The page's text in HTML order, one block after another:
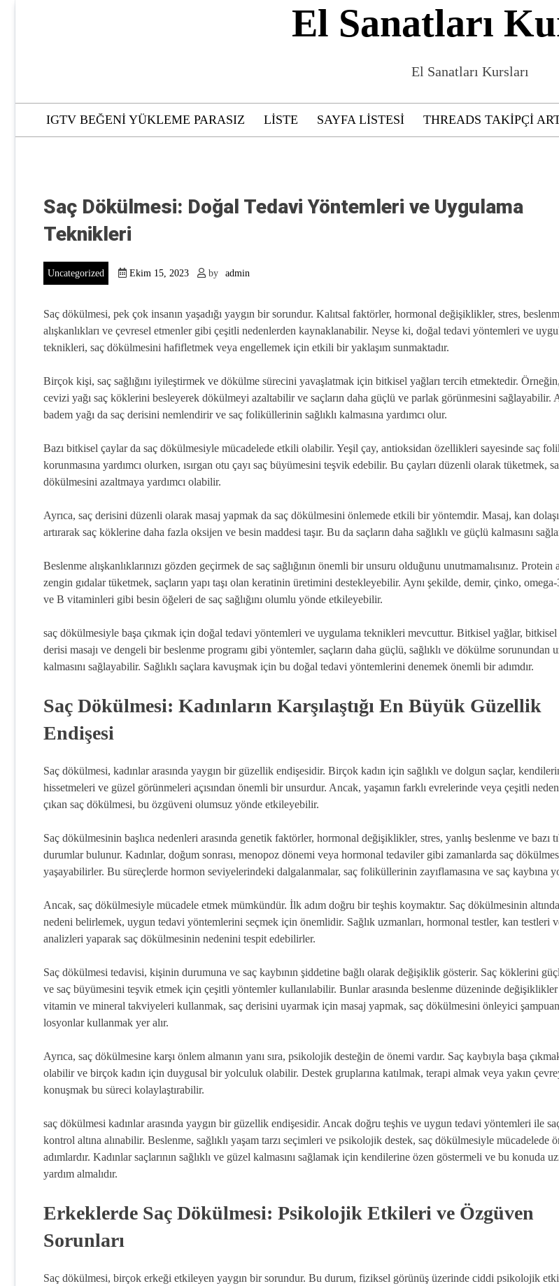
El Sanatları
El Sanatları Kursları
IGTV BEĞENI YÜKLEME PARASIZ LISTE SAYFA LISTESI THREADS TAKIPÇI
Saç Dökülmesi: Doğal Tedavi Yöntemleri ve Uygulama
Teknikleri
Uncategorized Ekim 15, 2023 by admin
Saç dökülmesi, pek çok insanın yaşadığı yaygın bir sorundur. Kalıtsal faktörler, hormonal değişiklikler, stres,
alışkanlıkları ve çevresel etmenler gibi çeşitli nedenlerden kaynaklanabilir. Neyse ki, doğal tedavi yöntemleri ve
teknikleri, saç dökülmesini hafifletmek veya engellemek için etkili bir yaklaşım sunmaktadır.
Birçok kişi, saç sağlığını iyileştirmek ve dökülme sürecini yavaşlatmak için bitkisel yağları tercih etmektedir.
cevizi yağı saç köklerini besleyerek dökülmeyi azaltabilir ve saçların daha güçlü ve parlak görünmesini sağlayabilir.
badem yağı da saç derisini nemlendirir ve saç foliküllerinin sağlıklı kalmasına yardımcı olur.
Bazı bitkisel çaylar da saç dökülmesiyle mücadelede etkili olabilir. Yeşil çay, antioksidan özellikleri sayesinde saç
korunmasına yardımcı olurken, ısırgan otu çayı saç büyümesini teşvik edebilir. Bu çayları düzenli olarak tüketmek,
dökülmesini azaltmaya yardımcı olabilir.
Ayrıca, saç derisini düzenli olarak masaj yapmak da saç dökülmesini önlemede etkili bir yöntemdir. Masaj, kan
artırarak saç köklerine daha fazla oksijen ve besin maddesi taşır. Bu da saçların daha sağlıklı ve güçlü kalmasını
Beslenme alışkanlıklarınızı gözden geçirmek de saç sağlığının önemli bir unsuru olduğunu unutmamalısınız. Protein
zengin gıdalar tüketmek, saçların yapı taşı olan keratinin üretimini destekleyebilir. Aynı şekilde, demir, çinko,
ve B vitaminleri gibi besin öğeleri de saç sağlığını olumlu yönde etkileyebilir.
saç dökülmesiyle başa çıkmak için doğal tedavi yöntemleri ve uygulama teknikleri mevcuttur. Bitkisel yağlar, bitkisel
derisi masajı ve dengeli bir beslenme programı gibi yöntemler, saçların daha güçlü, sağlıklı ve dökülme sorunundan
kalmasını sağlayabilir. Sağlıklı saçlara kavuşmak için bu doğal tedavi yöntemlerini denemek önemli bir adımdır.
Saç Dökülmesi: Kadınların Karşılaştığı En Büyük Güzellik
Endişesi
Saç dökülmesi, kadınlar arasında yaygın bir güzellik endişesidir. Birçok kadın için sağlıklı ve dolgun saçlar,
hissetmeleri ve güzel görünmeleri açısından önemli bir unsurdur. Ancak, yaşamın farklı evrelerinde veya çeşitli
çıkan saç dökülmesi, bu özgüveni olumsuz yönde etkileyebilir.
Saç dökülmesinin başlıca nedenleri arasında genetik faktörler, hormonal değişiklikler, stres, yanlış beslenme ve bazı
durumlar bulunur. Kadınlar, doğum sonrası, menopoz dönemi veya hormonal tedaviler gibi zamanlarda saç
yaşayabilirler. Bu süreçlerde hormon seviyelerindeki dalgalanmalar, saç foliküllerinin zayıflamasına ve saç kaybına
Ancak, saç dökülmesiyle mücadele etmek mümkündür. İlk adım doğru bir teşhis koymaktır. Saç dökülmesinin
nedeni belirlemek, uygun tedavi yöntemlerini seçmek için önemlidir. Sağlık uzmanları, hormonal testler, kan testleri
analizleri yaparak saç dökülmesinin nedenini tespit edebilirler.
Saç dökülmesi tedavisi, kişinin durumuna ve saç kaybının şiddetine bağlı olarak değişiklik gösterir. Saç köklerini
ve saç büyümesini teşvik etmek için çeşitli yöntemler kullanılabilir. Bunlar arasında beslenme düzeninde
vitamin ve mineral takviyeleri kullanmak, saç derisini uyarmak için masaj yapmak, saç dökülmesini önleyici
losyonlar kullanmak yer alır.
Ayrıca, saç dökülmesine karşı önlem almanın yanı sıra, psikolojik desteğin de önemi vardır. Saç kaybıyla başa
olabilir ve birçok kadın için duygusal bir yolculuk olabilir. Destek gruplarına katılmak, terapi almak veya yakın
konuşmak bu süreci kolaylaştırabilir.
saç dökülmesi kadınlar arasında yaygın bir güzellik endişesidir. Ancak doğru teşhis ve uygun tedavi yöntemleri ile
kontrol altına alınabilir. Beslenme, sağlıklı yaşam tarzı seçimleri ve psikolojik destek, saç dökülmesiyle mücadelede
adımlardır. Kadınlar saçlarının sağlıklı ve güzel kalmasını sağlamak için kendilerine özen göstermeli ve bu konuda
yardım almalıdır.
Erkeklerde Saç Dökülmesi: Psikolojik Etkileri ve Özgüven
Sorunları
Saç dökülmesi, birçok erkeği etkileyen yaygın bir sorundur. Bu durum, fiziksel görünüş üzerinde ciddi psikolojik